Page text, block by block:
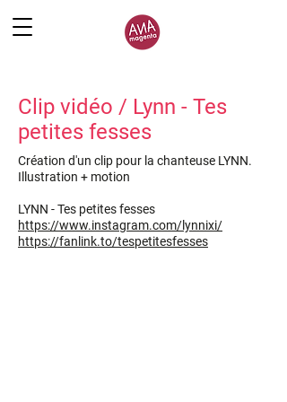
Clip vidéo / Lynn - Tes
petites fesses
Création d'un clip pour la chanteuse LYNN.
Illustration + motion
LYNN - Tes petites fesses
https://www.instagram.com/lynnixi/
https://fanlink.to/tespetitesfesses